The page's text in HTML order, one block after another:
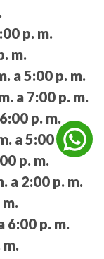
p. m.
m.
a 5:00 p. m.
a 7:00 p. m.
p. m.
a 5:00 p. m.
p. m.
a 2:00 p. m.
6:00 p. m.
m.